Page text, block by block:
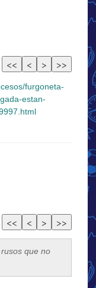
furgoneta-
estan-
que no